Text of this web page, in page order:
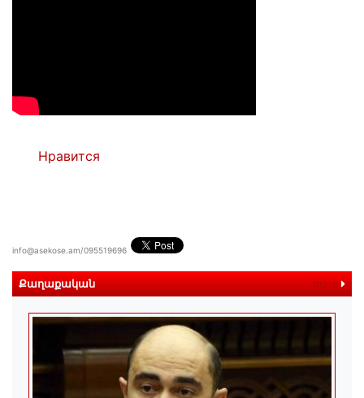
Нравится
info@asekose.am/095519696
Քաղաքական more